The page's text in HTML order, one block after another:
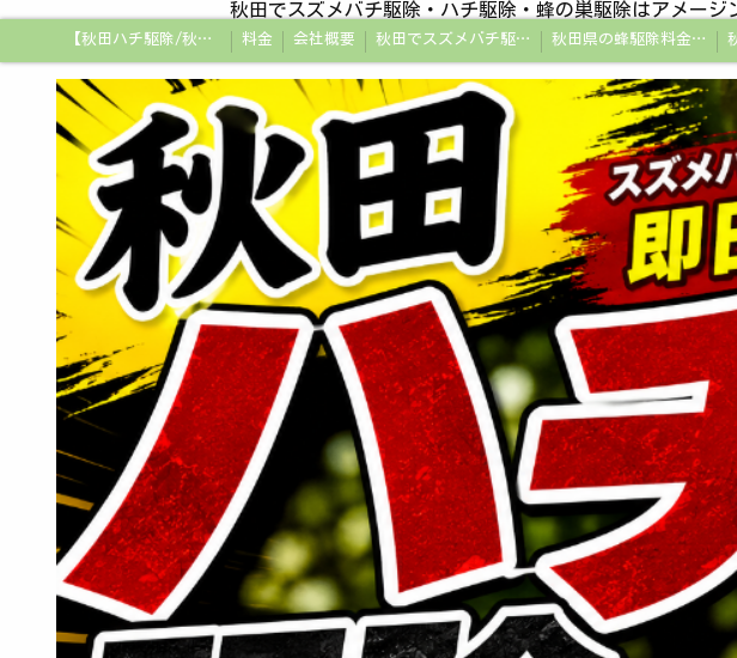
秋田でスズメバチ駆除・ハチ駆除・蜂の巣駆除はアメー
【秋田ハチ駆除/秋田蜂駆除/スズメバチの巣/ハチの巣専門プロ】 料金 会社概要 秋田でスズメバチ駆除・ハチ駆除・蜂の巣駆除はアメージング企画秋田 秋田県の蜂駆除料金・蜂の巣駆除の相場【全国平均と比較】